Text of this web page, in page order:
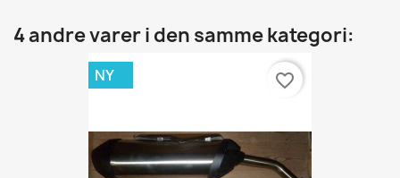
4 andre varer i den samme kategori:
NY favorite_border